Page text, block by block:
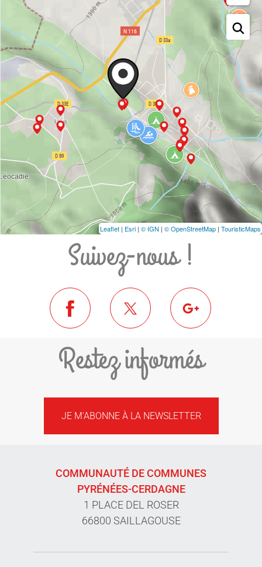
Leaflet | Esri | © IGN | © OpenStreetMap | TouristicMaps
Suivez-nous !
Restez informés
JE M'ABONNE À LA NEWSLETTER
COMMUNAUTÉ DE COMMUNES
PYRÉNÉES-CERDAGNE
1 PLACE DEL ROSER
66800 SAILLAGOUSE